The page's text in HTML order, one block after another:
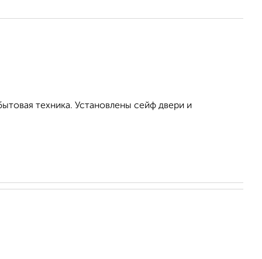
техника. Установлены сейф двери и